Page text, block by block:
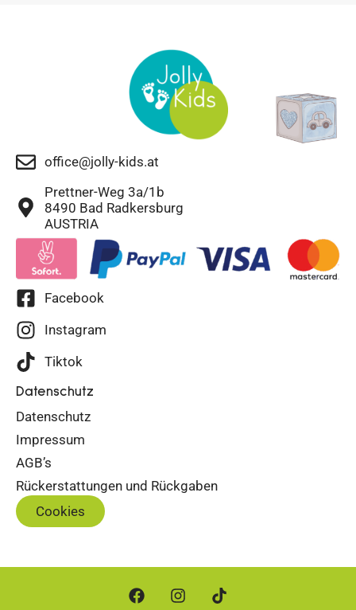
office@jolly-kids.at
Prettner-Weg 3a/1b
8490 Bad Radkersburg
AUSTRIA
Facebook
Instagram
Tiktok
Datenschutz
Datenschutz
Impressum
AGB’s
Rückerstattungen und Rückgaben
Cookies